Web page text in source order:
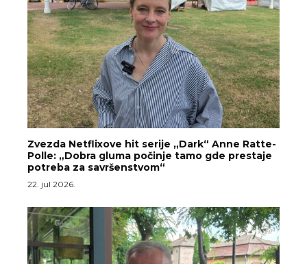
Zvezda Netflixove hit serije „Dark“ Anne Ratte-
Polle: „Dobra gluma počinje tamo gde prestaje
potreba za savršenstvom“
22. jul 2026.